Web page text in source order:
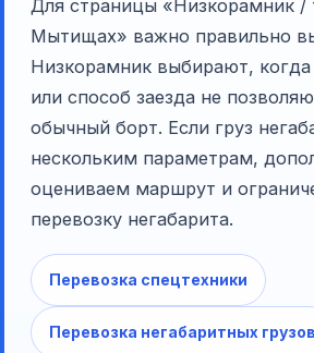
Для страницы «Низкорамник /
Мытищах» важно правильно
Низкорамник выбирают,
или способ заезда не
обычный борт. Если груз
нескольким параметрам,
оцениваем маршрут и
перевозку негабарита.
Перевозка спецтехники
Перевозка негабаритных грузов